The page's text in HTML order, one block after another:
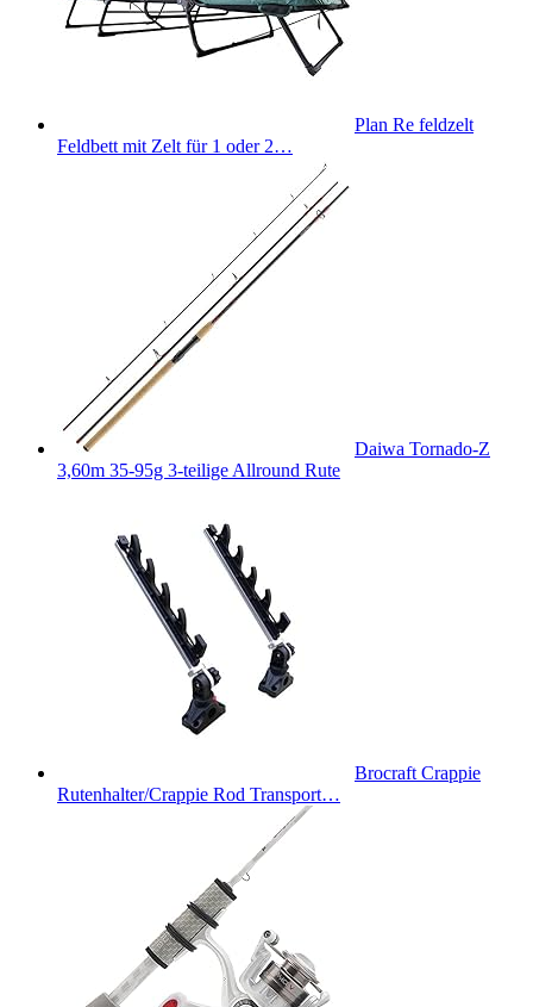
Plan Re feldzelt
Feldbett mit Zelt für 1 oder 2…
Daiwa Tornado-Z
3,60m 35-95g 3-teilige Allround Rute
Brocraft Crappie
Rutenhalter/Crappie Rod Transport…